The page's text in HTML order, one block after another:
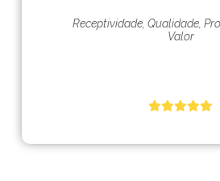
Receptividade, Qualidade,
Valor